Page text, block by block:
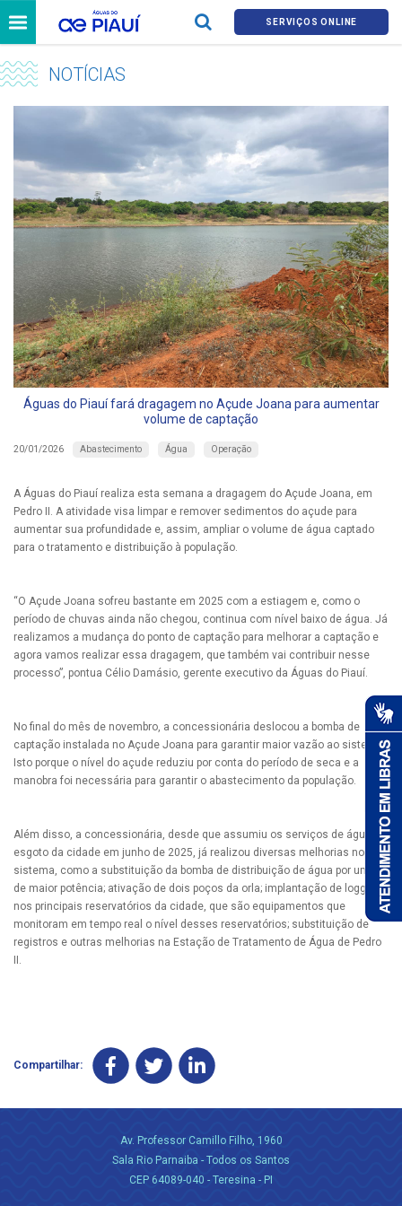
SERVIÇOS ONLINE
NOTÍCIAS
Águas do Piauí fará dragagem no Açude Joana para aumentar
volume de captação
20/01/2026 Abastecimento Água Operação
A Águas do Piauí realiza esta semana a dragagem do Açude Joana, em
Pedro II. A atividade visa limpar e remover sedimentos do açude para
aumentar sua profundidade e, assim, ampliar o volume de água captado
para o tratamento e distribuição à população.
“O Açude Joana sofreu bastante em 2025 com a estiagem e, como o
período de chuvas ainda não chegou, continua com nível baixo de água. Já
realizamos a mudança do ponto de captação para melhorar a captação e
agora vamos realizar essa dragagem, que também vai contribuir nesse
processo”, pontua Célio Damásio, gerente executivo da Águas do Piauí.
No final do mês de novembro, a concessionária deslocou a bomba de
captação instalada no Açude Joana para garantir maior vazão ao sistema.
Isto porque o nível do açude reduziu por conta do período de seca e a
manobra foi necessária para garantir o abastecimento da população.
Além disso, a concessionária, desde que assumiu os serviços de água e
esgoto da cidade em junho de 2025, já realizou diversas melhorias no
sistema, como a substituição da bomba de distribuição de água por uma
de maior potência; ativação de dois poços da orla; implantação de loggers
nos principais reservatórios da cidade, que são equipamentos que
monitoram em tempo real o nível desses reservatórios; substituição de
registros e outras melhorias na Estação de Tratamento de Água de Pedro
II.
Compartilhar:
Av. Professor Camillo Filho, 1960
Sala Rio Parnaiba - Todos os Santos
CEP 64089-040 - Teresina - PI